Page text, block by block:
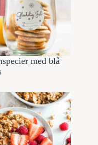
med blå